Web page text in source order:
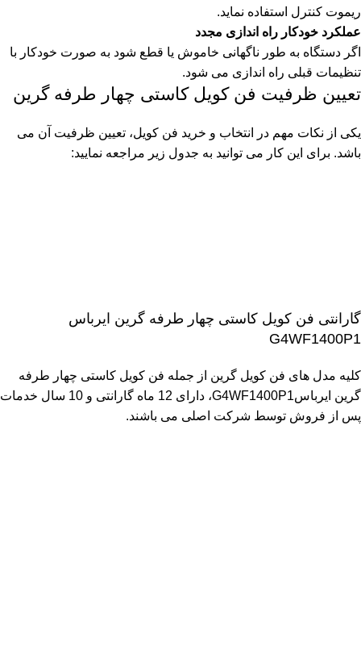
ریموت کنترل استفاده نماید.
عملکرد خودکار راه اندازی مجدد
اگر دستگاه به طور ناگهانی خاموش یا قطع شود به صورت خودکار با
تنظیمات قبلی راه اندازی می شود.
تعیین ظرفیت فن کویل کاستی چهار طرفه گرین
یکی از نکات مهم در انتخاب و خرید فن کویل، تعیین ظرفیت آن می
باشد. برای این کار می توانید به جدول زیر مراجعه نمایید:
گارانتی فن کویل کاستی چهار طرفه گرین ایرباس
G4WF1400P1
کلیه مدل های فن کویل گرین از جمله فن کویل کاستی چهار طرفه
گرین ایرباسG4WF1400P1، دارای 12 ماه گارانتی و 10 سال خدمات
پس از فروش توسط شرکت اصلی می باشند.